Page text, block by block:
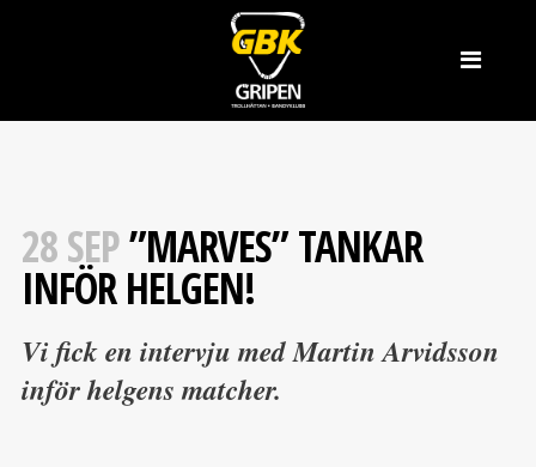
28 SEP”MARVES” TANKAR
INFÖR HELGEN!
Vi fick en intervju med Martin Arvidsson
inför helgens matcher.